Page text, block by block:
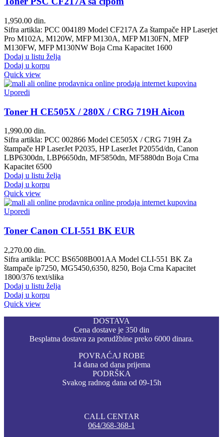
1,950.00 din.
Sifra artikla: PCC 004189 Model CF217A Za štampače HP Laserjet
Pro M102A, M120W, MFP M130A, MFP M130FN, MFP
M130FW, MFP M130NW Boja Crna Kapacitet 1600
Dodaj u listu želja
Dodaj u korpu
Quick view
Uporedi
Toner H CE505X / 280X / CRG 719H Aicon
1,990.00 din.
Sifra artikla: PCC 002866 Model CE505X / CRG 719H Za
štampače HP LaserJet P2035, HP LaserJet P2055d/dn, Canon
LBP6300dn, LBP6650dn, MF5850dn, MF5880dn Boja Crna
Kapacitet 6500
Dodaj u listu želja
Dodaj u korpu
Quick view
Uporedi
Toner Canon CLI-551 BK EUR
2,270.00 din.
Sifra artikla: PCC BS6508B001AA Model CLI-551 BK Za
štampače ip7250, MG5450,6350, 8250, Boja Crna Kapacitet
1800/376 text/slika
Dodaj u listu želja
Dodaj u korpu
Quick view
DOSTAVA
Cena dostave je 350 din
Besplatna dostava za porudžbine preko 6000 dinara.
POVRAĆAJ ROBE
14 dana od dana prijema
PODRŠKA
Svakog radnog dana od 09-15h
CALL CENTAR
064/368-368-1